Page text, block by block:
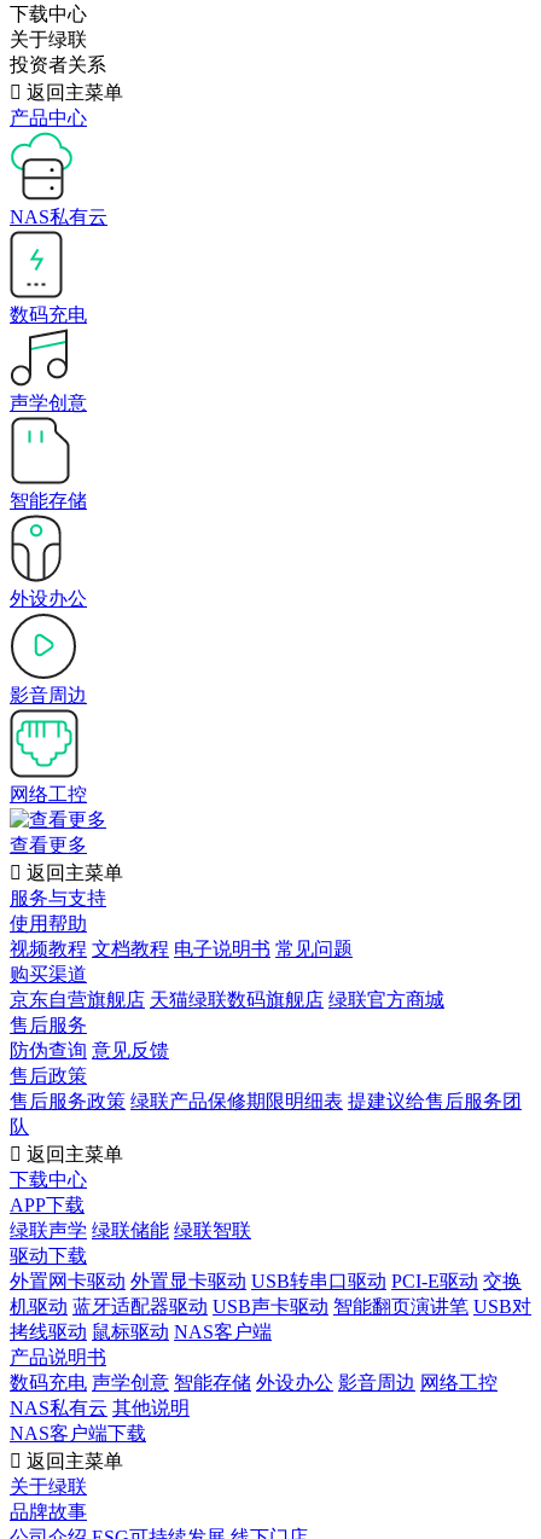
下载中心
关于绿联
投资者关系
 返回主菜单
产品中心
NAS私有云
数码充电
声学创意
智能存储
外设办公
影音周边
网络工控
查看更多
 返回主菜单
服务与支持
使用帮助
视频教程 文档教程 电子说明书 常见问题
购买渠道
京东自营旗舰店 天猫绿联数码旗舰店 绿联官方商城
售后服务
防伪查询 意见反馈
售后政策
售后服务政策 绿联产品保修期限明细表 提建议给售后服务团
队
 返回主菜单
下载中心
APP下载
绿联声学 绿联储能 绿联智联
驱动下载
外置网卡驱动 外置显卡驱动 USB转串口驱动 PCI-E驱动 交换
机驱动 蓝牙适配器驱动 USB声卡驱动 智能翻页演讲笔 USB对
拷线驱动 鼠标驱动 NAS客户端
产品说明书
数码充电 声学创意 智能存储 外设办公 影音周边 网络工控
NAS私有云 其他说明
NAS客户端下载
 返回主菜单
关于绿联
品牌故事